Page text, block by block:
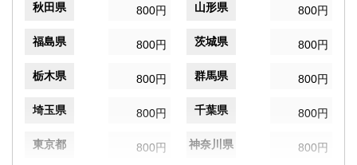
秋田県 800円 山形県 800円
福島県 800円 茨城県 800円
栃木県 800円 群馬県 800円
埼玉県 800円 千葉県 800円
東京都 800円 神奈川県 800円